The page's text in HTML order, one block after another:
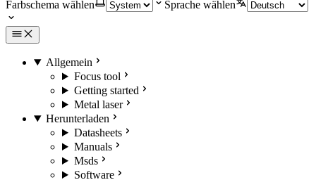
Farbschema wählen
Sprache wählen
Allgemein
Focus tool
Getting started
Metal laser
Herunterladen
Datasheets
Manuals
Msds
Software